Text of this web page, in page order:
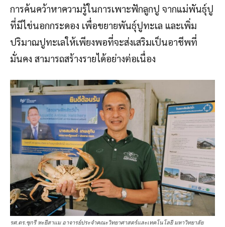
การค้นคว้าหาความรู้ในการเพาะฟักลูกปู จากแม่พันธุ์ปู
ที่มีไข่นอกกระดอง เพื่อขยายพันธุ์ปูทะเล และเพิ่ม
ปริมาณปูทะเลให้เพียงพอที่จะส่งเสริมเป็นอาชีพที่
มั่นคง สามารถสร้างรายได้อย่างต่อเนื่อง
รศ.ดร.ซุกรี หะยีสาแม อาจารย์ประจำคณะวิทยาศาสตร์และเทคโนโลยี มหาวิทยาลัย